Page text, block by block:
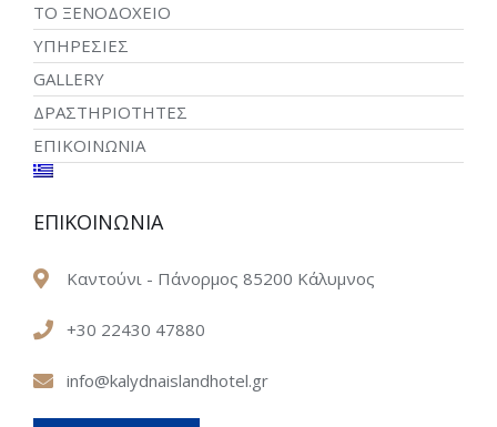
ΤΟ ΞΕΝΟΔΟΧΕΙΟ
ΥΠΗΡΕΣΙΕΣ
GALLERY
ΔΡΑΣΤΗΡΙΟΤΗΤΕΣ
ΕΠΙΚΟΙΝΩΝΙΑ
ΕΠΙΚΟΙΝΩΝΙΑ
Καντούνι - Πάνορμος 85200 Κάλυμνος
+30 22430 47880
info@kalydnaislandhotel.gr